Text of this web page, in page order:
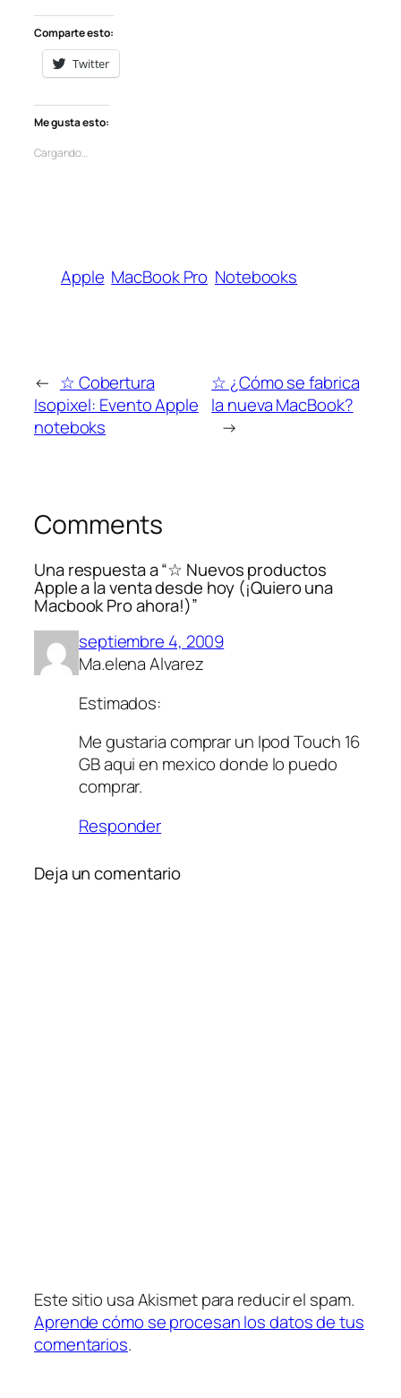
Comparte esto:
Twitter
Me gusta esto:
Cargando…
Apple MacBook Pro Notebooks
← ☆ Cobertura
Isopixel: Evento Apple
noteboks
☆ ¿Cómo se fabrica
la nueva MacBook?
→
Comments
Una respuesta a “☆ Nuevos productos
Apple a la venta desde hoy (¡Quiero una
Macbook Pro ahora!)”
septiembre 4, 2009
Ma.elena Alvarez
Estimados:
Me gustaria comprar un Ipod Touch 16
GB aqui en mexico donde lo puedo
comprar.
Responder
Deja un comentario
Este sitio usa Akismet para reducir el spam.
Aprende cómo se procesan los datos de tus
comentarios.